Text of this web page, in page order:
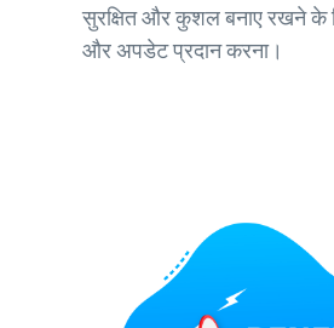
सुरक्षित और कुशल बनाए रखने के
और अपडेट प्रदान करना।